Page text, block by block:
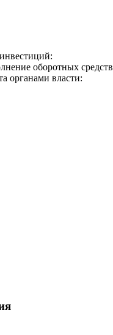
оборотных средств
органами власти: